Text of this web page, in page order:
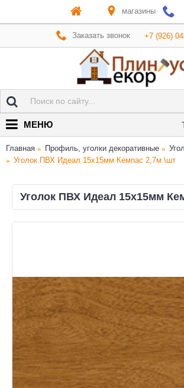
магазины
Заказать звонок +7 (926)
МЕНЮ
Главная Профиль, уголки декоративные
Уголок ПВХ Идеал 15х15мм Кемпас 2,7м \шт
Уголок ПВХ Идеал 15х15мм